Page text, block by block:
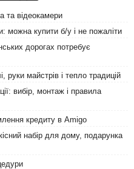
та відеокамери
можна купити б/у і не пожаліти
дорогах потребує
руки майстрів і тепло традицій
вибір, монтаж і правила
кредиту в Amigo
набір для дому, подарунка